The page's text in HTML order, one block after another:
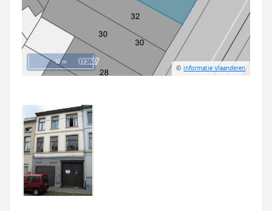
10 m
©Informatie Vlaanderen